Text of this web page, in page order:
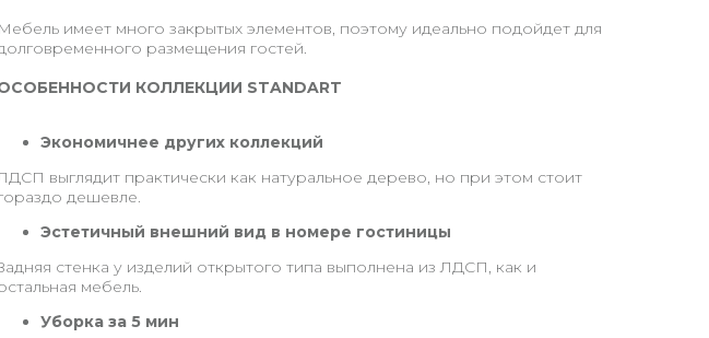
Мебель имеет много закрытых элементов, поэтому идеально подойдет для
размещения гостей.
КОЛЛЕКЦИИ STANDART
Экономичнее других коллекций
выглядит практически как натуральное дерево, но при этом стоит
дешевле.
Эстетичный внешний вид в номере гостиницы
стенка у изделий открытого типа выполнена из ЛДСП, как и
мебель.
Уборка за 5 мин